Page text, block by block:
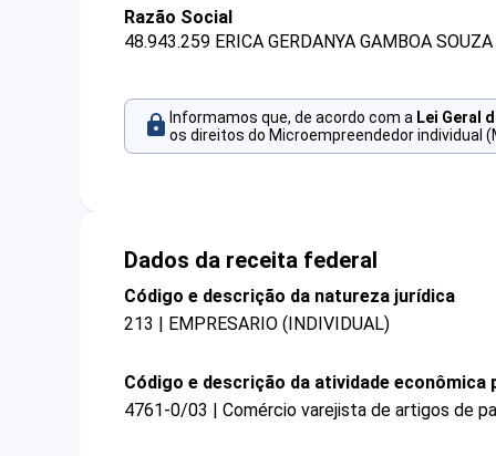
Razão Social
48.943.259 ERICA GERDANYA GAMBOA
Informamos que, de acordo com a Lei Geral
os direitos do Microempreendedor individual
Dados da receita federal
Código e descrição da natureza jurídica
213 | EMPRESARIO (INDIVIDUAL)
Código e descrição da atividade econômica
4761-0/03 | Comércio varejista de artigos de